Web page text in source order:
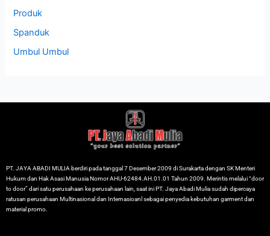
Produk
Spanduk
Umbul Umbul
PT. JAYA ABADI MULIA berdiri pada tanggal 7 Desember 2009 di Surakarta dengan SK Menteri
Hukum dan Hak Asasi Manusia Nomor AHU-62484.AH.01.01 Tahun 2009. Merintis melalui “door
to door” dari satu perusahaan ke perusahaan lain, saat ini PT. Jaya Abadi Mulia sudah dipercaya
ratusan perusahaan Multinasional dan Internasioanl sebagai penyedia kebutuhan garment dan
material promo.